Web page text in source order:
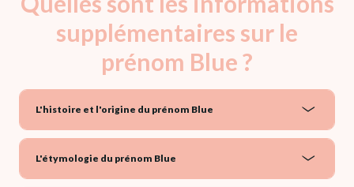
supplémentaires sur le
prénom Blue ?
L'histoire et l'origine du prénom Blue
L'étymologie du prénom Blue